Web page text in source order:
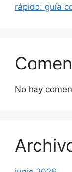
rápido: guía
No hay